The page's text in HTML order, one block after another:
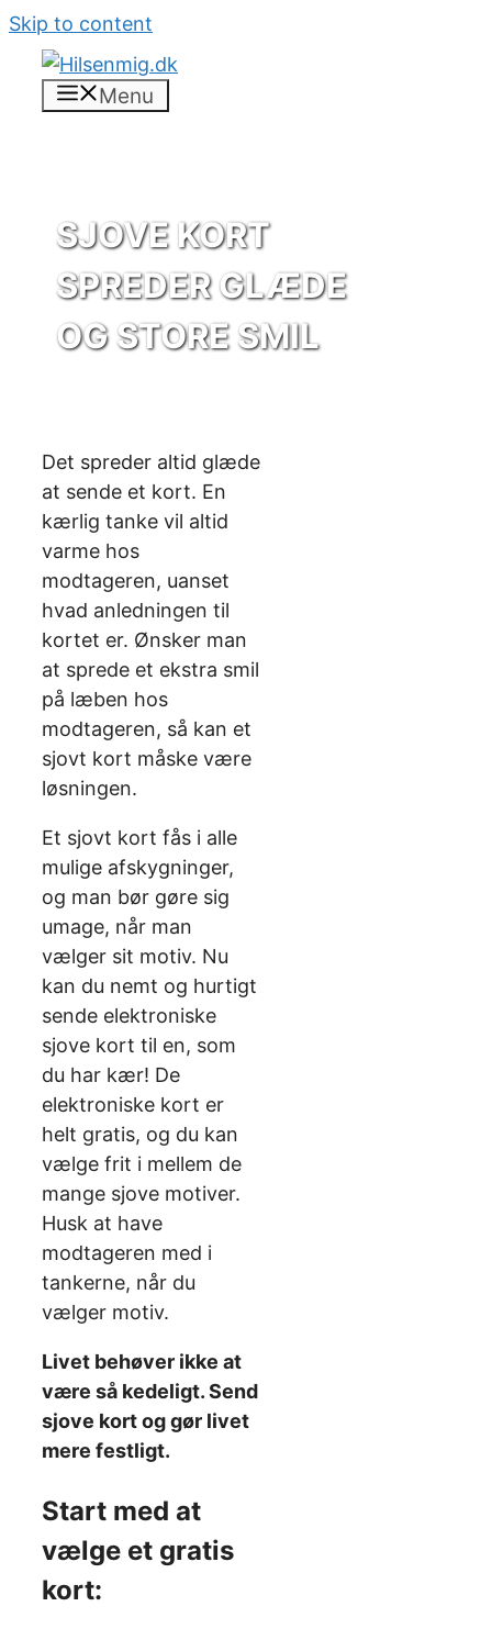
Skip to content
Menu
SJOVE KORT
SPREDER GLÆDE
OG STORE SMIL
Det spreder altid glæde
at sende et kort. En
kærlig tanke vil altid
varme hos
modtageren, uanset
hvad anledningen til
kortet er. Ønsker man
at sprede et ekstra smil
på læben hos
modtageren, så kan et
sjovt kort måske være
løsningen.
Et sjovt kort fås i alle
mulige afskygninger,
og man bør gøre sig
umage, når man
vælger sit motiv. Nu
kan du nemt og hurtigt
sende elektroniske
sjove kort til en, som
du har kær! De
elektroniske kort er
helt gratis, og du kan
vælge frit i mellem de
mange sjove motiver.
Husk at have
modtageren med i
tankerne, når du
vælger motiv.
Livet behøver ikke at
være så kedeligt. Send
sjove kort og gør livet
mere festligt.
Start med at
vælge et gratis
kort: